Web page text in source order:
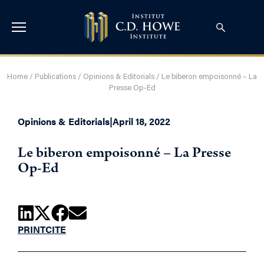
Home / Publications / Opinions & Editorials / Le biberon empoisonné – La
Presse Op-Ed
Opinions & Editorials|April 18, 2022
Le biberon empoisonné – La Presse
Op-Ed
PRINTCITE